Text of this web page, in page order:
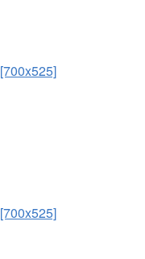
[700x525]
[700x525]